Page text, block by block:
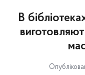
В